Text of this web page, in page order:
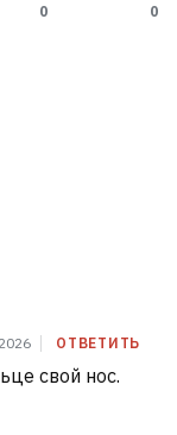
0 0
ОТВЕТИТЬ
свой нос.